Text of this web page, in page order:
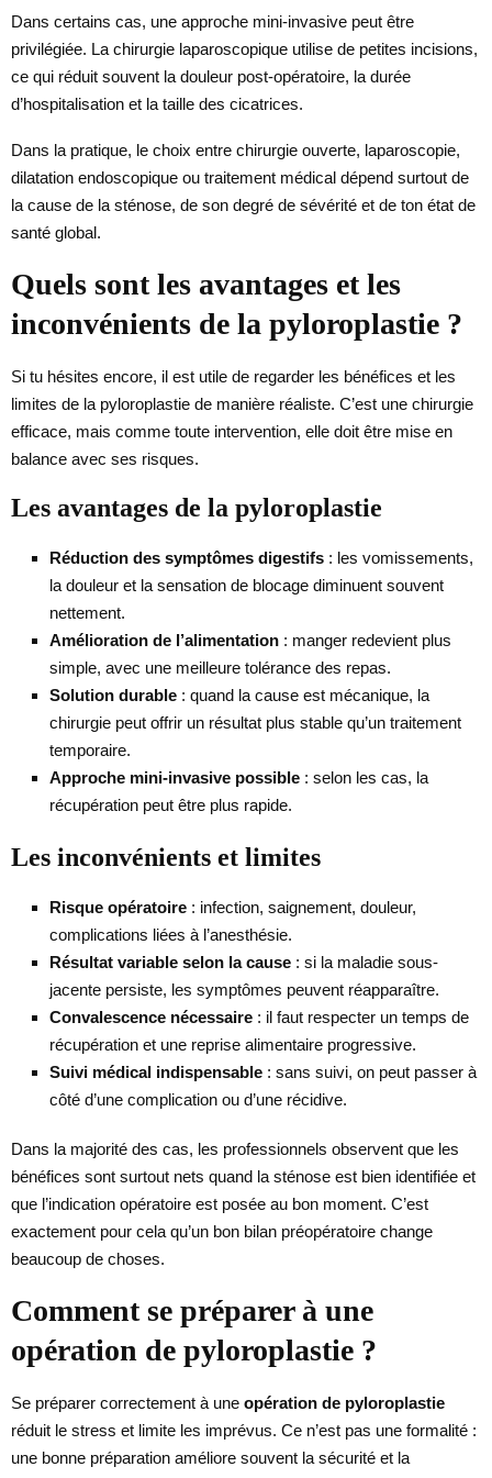
Dans certains cas, une approche mini-invasive peut être
privilégiée. La chirurgie laparoscopique utilise de petites incisions,
ce qui réduit souvent la douleur post-opératoire, la durée
d’hospitalisation et la taille des cicatrices.
Dans la pratique, le choix entre chirurgie ouverte, laparoscopie,
dilatation endoscopique ou traitement médical dépend surtout de
la cause de la sténose, de son degré de sévérité et de ton état de
santé global.
Quels sont les avantages et les
inconvénients de la pyloroplastie ?
Si tu hésites encore, il est utile de regarder les bénéfices et les
limites de la pyloroplastie de manière réaliste. C’est une chirurgie
efficace, mais comme toute intervention, elle doit être mise en
balance avec ses risques.
Les avantages de la pyloroplastie
Réduction des symptômes digestifs : les vomissements,
la douleur et la sensation de blocage diminuent souvent
nettement.
Amélioration de l’alimentation : manger redevient plus
simple, avec une meilleure tolérance des repas.
Solution durable : quand la cause est mécanique, la
chirurgie peut offrir un résultat plus stable qu’un traitement
temporaire.
Approche mini-invasive possible : selon les cas, la
récupération peut être plus rapide.
Les inconvénients et limites
Risque opératoire : infection, saignement, douleur,
complications liées à l’anesthésie.
Résultat variable selon la cause : si la maladie sous-
jacente persiste, les symptômes peuvent réapparaître.
Convalescence nécessaire : il faut respecter un temps de
récupération et une reprise alimentaire progressive.
Suivi médical indispensable : sans suivi, on peut passer à
côté d’une complication ou d’une récidive.
Dans la majorité des cas, les professionnels observent que les
bénéfices sont surtout nets quand la sténose est bien identifiée et
que l’indication opératoire est posée au bon moment. C’est
exactement pour cela qu’un bon bilan préopératoire change
beaucoup de choses.
Comment se préparer à une
opération de pyloroplastie ?
Se préparer correctement à une opération de pyloroplastie
réduit le stress et limite les imprévus. Ce n’est pas une formalité :
une bonne préparation améliore souvent la sécurité et la